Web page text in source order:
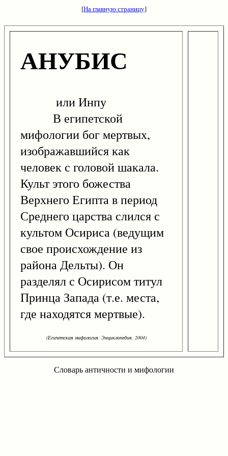
[На главную страницу]
АНУБИС
или Инпу
В египетской
мифологии бог мертвых,
изображавшийся как
человек с головой шакала.
Культ этого божества
Верхнего Египта в период
Среднего царства слился с
культом Осириса (ведущим
свое происхождение из
района Дельты). Он
разделял с Осирисом титул
Принца Запада (т.е. места,
где находятся мертвые).
(Египетская мифология: Энциклопедия. 2004)
Словарь античности и мифологии